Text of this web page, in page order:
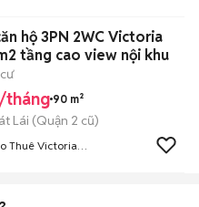
hộ 3PN 2WC Victoria
tầng cao view nội khu
tháng 90 m²
Lái (Quận 2 cũ)
Thuê Victoria